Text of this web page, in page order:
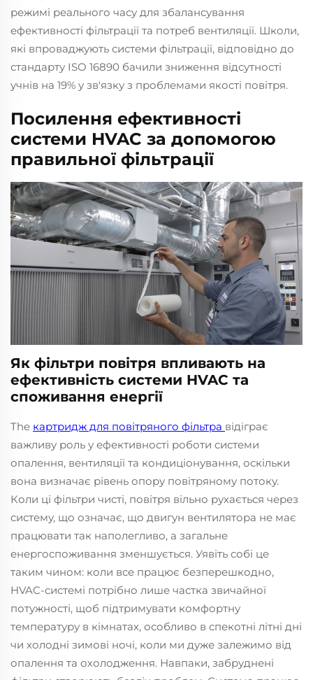
режимі реального часу для збалансування
ефективності фільтрації та потреб вентиляції. Школи,
які впроваджують системи фільтрації, відповідно до
стандарту ISO 16890 бачили зниження відсутності
учнів на 19% у зв'язку з проблемами якості повітря.
Посилення ефективності
системи HVAC за допомогою
правильної фільтрації
Як фільтри повітря впливають на
ефективність системи HVAC та
споживання енергії
The картридж для повітряного фільтра відіграє
важливу роль у ефективності роботи системи
опалення, вентиляції та кондиціонування, оскільки
вона визначає рівень опору повітряному потоку.
Коли ці фільтри чисті, повітря вільно рухається через
систему, що означає, що двигун вентилятора не має
працювати так наполегливо, а загальне
енергоспоживання зменшується. Уявіть собі це
таким чином: коли все працює безперешкодно,
HVAC-системі потрібно лише частка звичайної
потужності, щоб підтримувати комфортну
температуру в кімнатах, особливо в спекотні літні дні
чи холодні зимові ночі, коли ми дуже залежимо від
опалення та охолодження. Навпаки, забруднені